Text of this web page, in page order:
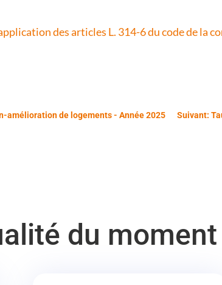
des articles L. 314-6 du code de la
amélioration de logements - Année 2025 Suivant:
du moment